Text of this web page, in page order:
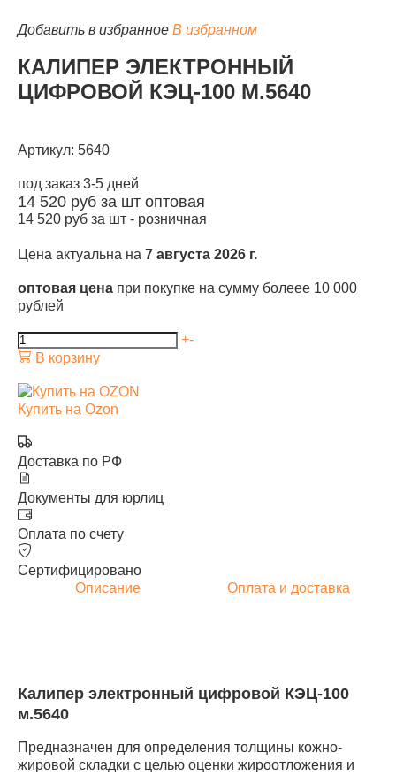
Добавить в избранное В избранном
КАЛИПЕР ЭЛЕКТРОННЫЙ
ЦИФРОВОЙ КЭЦ-100 М.5640
Артикул: 5640
под заказ 3-5 дней
14 520 руб за шт оптовая
14 520 руб за шт - розничная
Цена актуальна на 7 августа 2026 г.
оптовая цена при покупке на сумму болеее 10 000
рублей
+-
В корзину
Купить на Ozon
Доставка по РФ
Документы для юрлиц
Оплата по счету
Сертифицировано
Описание
Оплата и доставка
Калипер электронный цифровой КЭЦ-100
м.5640
Предназначен для определения толщины кожно-
жировой складки с целью оценки жироотложения и